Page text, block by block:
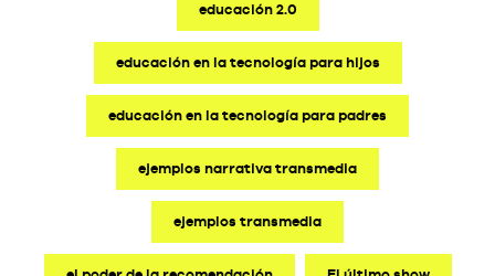
educación 2.0
educación en la tecnología para hijos
educación en la tecnología para padres
ejemplos narrativa transmedia
ejemplos transmedia